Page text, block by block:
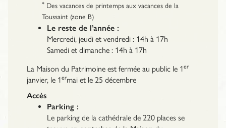
* Des vacances de printemps aux vacances de la
Toussaint (zone B)
Le reste de l’année :
Mercredi, jeudi et vendredi : 14h à 17h
Samedi et dimanche : 14h à 17h
La Maison du Patrimoine est fermée au public le 1er
janvier, le 1ermai et le 25 décembre
Accès
Parking :
Le parking de la cathédrale de 220 places se